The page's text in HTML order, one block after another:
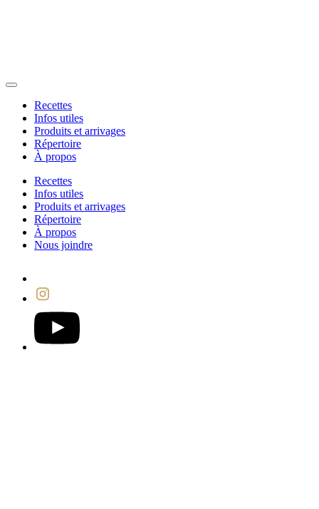
Recettes
Infos utiles
Produits et arrivages
Répertoire
À propos
Recettes
Infos utiles
Produits et arrivages
Répertoire
À propos
Nous joindre